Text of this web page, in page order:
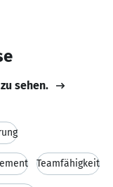
sehen.
Teamfähigkeit